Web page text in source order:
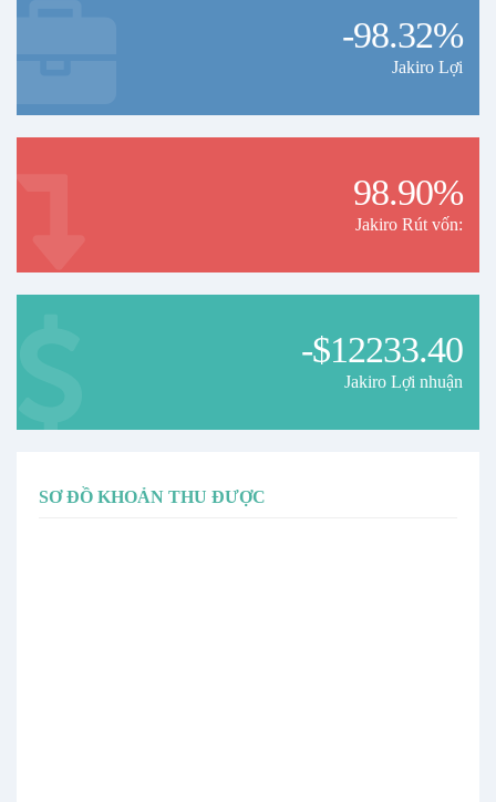
-98.32%
Jakiro Lợi
98.90%
Jakiro Rút vốn:
-$12233.40
Jakiro Lợi nhuận
SƠ ĐỒ KHOẢN THU ĐƯỢC